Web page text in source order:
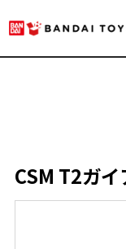
CSM T2ガ